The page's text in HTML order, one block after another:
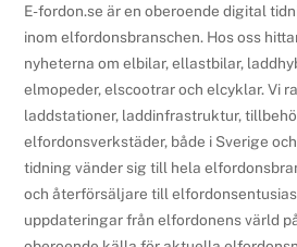
E-fordon.se är en oberoende digital
inom elfordonsbranschen. Hos oss
nyheterna om elbilar, ellastbilar,
elmopeder, elscootrar och elcyklar. Vi
laddstationer, laddinfrastruktur,
elfordonsverkstäder, både i Sverige
tidning vänder sig till hela
och återförsäljare till
uppdateringar från elfordonens värld